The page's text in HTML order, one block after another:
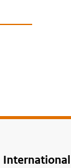
International